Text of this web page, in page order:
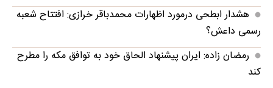
هشدار ابطحی درمورد اظهارات محمدباقر خرازی: افتتاح شعبه
رسمی داعش؟
رمضان زاده: ایران پیشنهاد الحاق خود به توافق مکه را مطرح
کند